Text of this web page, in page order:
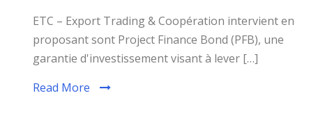
ETC – Export Trading & Coopération intervient en
proposant sont Project Finance Bond (PFB), une
garantie d'investissement visant à lever […]
Read More